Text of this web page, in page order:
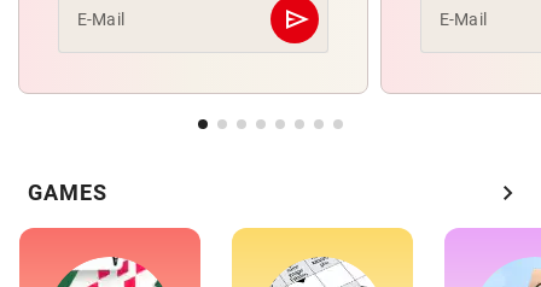
E-Mail send
Abschicken E-Mail
GAMES chevron_right